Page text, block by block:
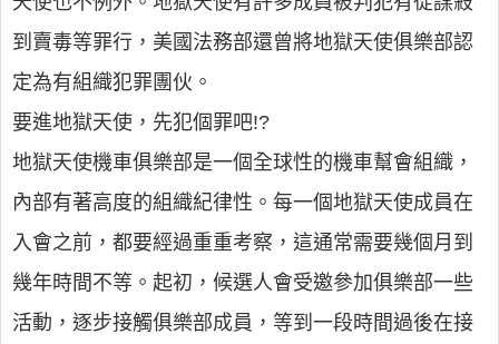
到賣毒等罪行，美國法務部還曾將地獄天使俱樂部認
定為有組織犯罪團伙。
要進地獄天使，先犯個罪吧!?
地獄天使機車俱樂部是一個全球性的機車幫會組織，
內部有著高度的組織紀律性。每一個地獄天使成員在
入會之前，都要經過重重考察，這通常需要幾個月到
幾年時間不等。起初，候選人會受邀參加俱樂部一些
活動，逐步接觸俱樂部成員，等到一段時間過後在接